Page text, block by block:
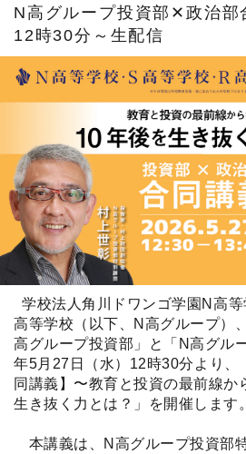
N高グループ投資部✕政治部
12時30分～生配信
学校法人角川ドワンゴ学園N高
高等学校（以下、N高グループ）
高グループ投資部」と「N高グル
年5月27日（水）12時30分より、
同講義】〜教育と投資の最前線か
生き抜く力とは？」を開催します。
本講義は、N高グループ投資部
ネットコースの学費
進路指導
保護者との連携
キャンパス紹介
通学コースの学費
クリエイティブ・エンタテインメ
語学（英語・中国語）
バーチャル留学
機械学習
数理科学
ネット企業見学
特別授業
ICTツールの活用
学習ツール
よくある質問
教職員採用
お問い合わせ
説明会・相談会
資料請求
WEB出願
インターハイスクールコ